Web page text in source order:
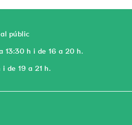
públic
13:30 h i de 16 a 20 h.
de 19 a 21 h.